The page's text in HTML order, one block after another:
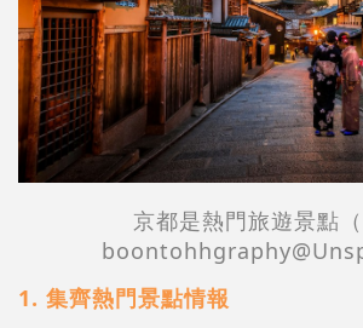
京都是熱門旅遊景點（
1. 集齊熱門景點情報